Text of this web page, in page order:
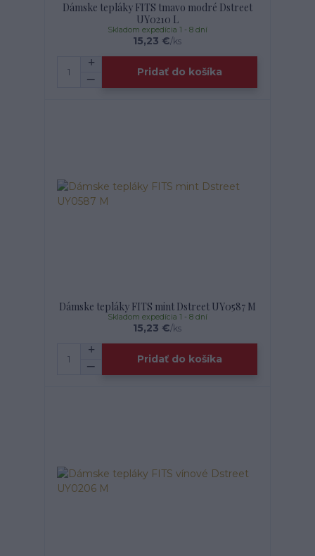
Dámske tepláky FITS tmavo modré Dstreet
UY0210 L
15,23 €/ks
Skladom expedícia 1 - 8 dní
Pridať do košíka
Dámske tepláky FITS mint Dstreet UY0587 M
15,23 €/ks
Skladom expedícia 1 - 8 dní
Pridať do košíka